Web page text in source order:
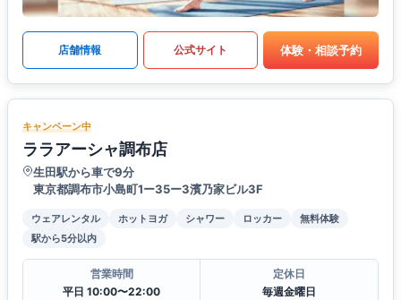
店舗情報 公式サイト 体験・相談予約
キャンペーン中
ララアーシャ調布店
生田駅から車で9分
東京都調布市小島町1ー35ー3濱乃家ビル3F
ウェアレンタル ホットヨガ シャワー ロッカー
無料体験
駅から5分以内
営業時間
平日 10:00〜22:00
定休日
毎週金曜日